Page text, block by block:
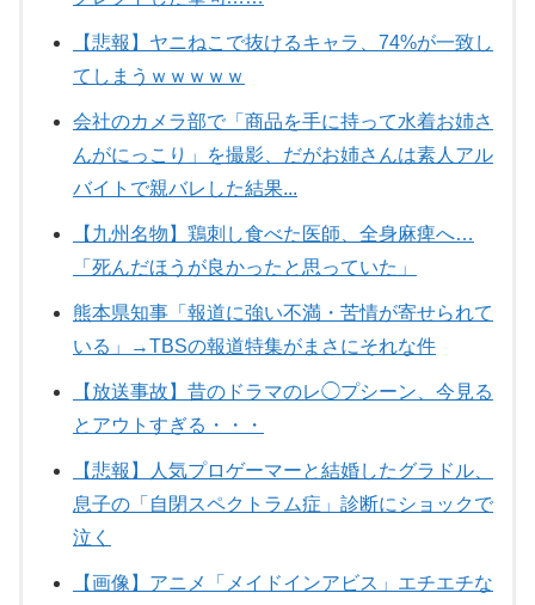
【悲報】ヤニねこで抜けるキャラ、74%が一致し
てしまうｗｗｗｗｗ
会社のカメラ部で「商品を手に持って水着お姉さ
んがにっこり」を撮影、だがお姉さんは素人アル
バイトで親バレした結果...
【九州名物】鶏刺し食べた医師、全身麻痺へ…
「死んだほうが良かったと思っていた」
熊本県知事「報道に強い不満・苦情が寄せられて
いる」→TBSの報道特集がまさにそれな件
【放送事故】昔のドラマのレ◯プシーン、今見る
とアウトすぎる・・・
【悲報】人気プロゲーマーと結婚したグラドル、
息子の「自閉スペクトラム症」診断にショックで
泣く
【画像】アニメ「メイドインアビス」エチエチな